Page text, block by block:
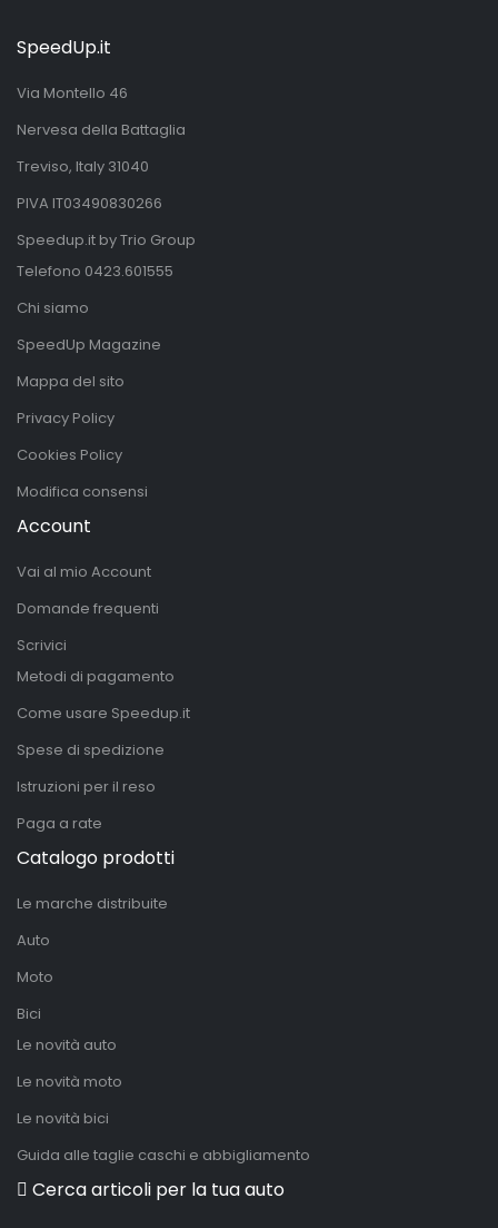
SpeedUp.it
Via Montello 46
Nervesa della Battaglia
Treviso, Italy 31040
PIVA IT03490830266
Speedup.it by Trio Group
Telefono 0423.601555
Chi siamo
SpeedUp Magazine
Mappa del sito
Privacy Policy
Cookies Policy
Modifica consensi
Account
Vai al mio Account
Domande frequenti
Scrivici
Metodi di pagamento
Come usare Speedup.it
Spese di spedizione
Istruzioni per il reso
Paga a rate
Catalogo prodotti
Le marche distribuite
Auto
Moto
Bici
Le novità auto
Le novità moto
Le novità bici
Guida alle taglie caschi e abbigliamento
Cerca articoli per la tua auto